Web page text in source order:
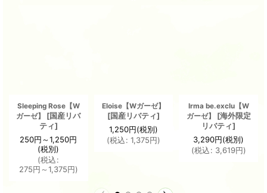
Sleeping Rose【W
ガーゼ】
[国産リバ
ティ]
250円～1,250円
(税別)
(税込:
275円 ～1,375円)
Eloise【Wガーゼ】
[国産リバティ]
1,250円(税別)
(税込: 1,375円)
Irma be.exclu【W
ガーゼ】
[海外限定
リバティ]
3,290円(税別)
(税込: 3,619円)